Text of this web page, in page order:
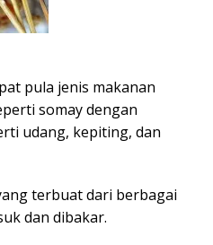
pula jenis makanan
somay dengan
udang, kepiting, dan
terbuat dari berbagai
dan dibakar.